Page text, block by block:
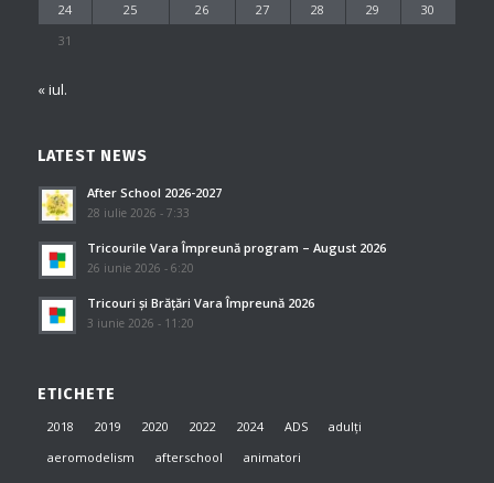
24
25 26 27 28 29
30
31
« iul.
LATEST NEWS
After School 2026-2027
28 iulie 2026 - 7:33
Tricourile Vara Împreună program – August 2026
26 iunie 2026 - 6:20
Tricouri și Brățări Vara Împreună 2026
3 iunie 2026 - 11:20
ETICHETE
2018 2019 2020 2022 2024 ADS
adulți
aeromodelism
afterschool
animatori